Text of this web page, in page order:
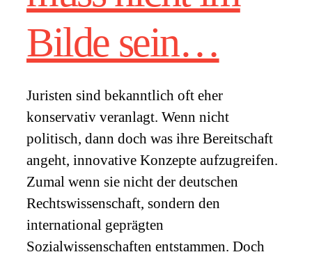
Bilde sein…
Juristen sind bekanntlich oft eher
konservativ veranlagt. Wenn nicht
politisch, dann doch was ihre Bereitschaft
angeht, innovative Konzepte aufzugreifen.
Zumal wenn sie nicht der deutschen
Rechtswissenschaft, sondern den
international geprägten
Sozialwissenschaften entstammen. Doch